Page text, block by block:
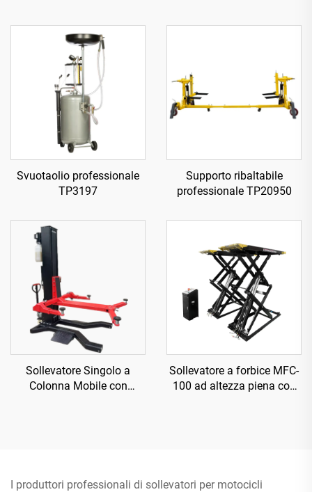
Svuotaolio professionale
TP3197
Supporto ribaltabile
professionale TP20950
Sollevatore Singolo a
Colonna Mobile con
Sollevatore a forbice MFC-
100 ad altezza piena con
I produttori professionali di sollevatori per motocicli